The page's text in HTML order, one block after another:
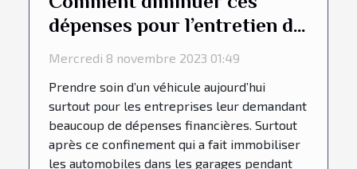
dépenses pour l’entretien du
véhicule chez les
Mercredi 8 novembre 2023 01:49
Prendre soin d’un véhicule aujourd’hui
surtout pour les entreprises leur demandant
beaucoup de dépenses financières. Surtout
après ce confinement qui a fait immobiliser
les automobiles dans les garages pendant